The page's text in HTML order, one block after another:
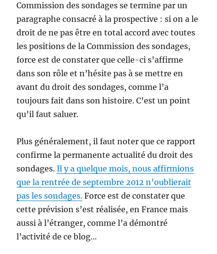
Commission des sondages se termine par un
paragraphe consacré à la prospective : si on a le
droit de ne pas être en total accord avec toutes
les positions de la Commission des sondages,
force est de constater que celle-ci s’affirme
dans son rôle et n’hésite pas à se mettre en
avant du droit des sondages, comme l’a
toujours fait dans son histoire. C’est un point
qu’il faut saluer.
Plus généralement, il faut noter que ce rapport
confirme la permanente actualité du droit des
sondages.Il y a quelque mois, nous affirmions
que la rentrée de septembre 2012 n’oublierait
pas les sondages. Force est de constater que
cette prévision s’est réalisée, en France mais
aussi à l’étranger, comme l’a démontré
l’activité de ce blog…